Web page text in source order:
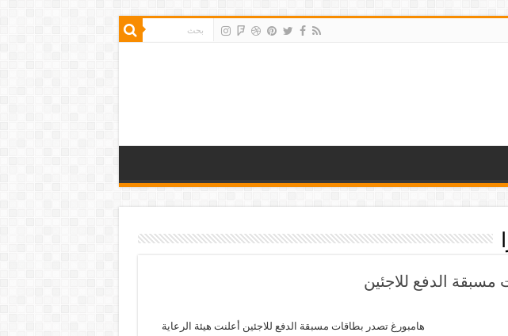
الدفع للاجئين
هامبورغ تصدر بطاقات مسبقة الدفع للاجئين أعلنت هيئة الرعاية